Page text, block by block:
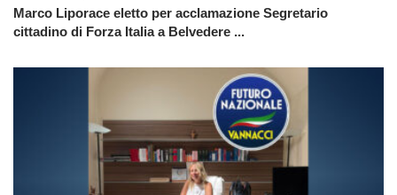
Marco Liporace eletto per acclamazione Segretario
cittadino di Forza Italia a Belvedere ...